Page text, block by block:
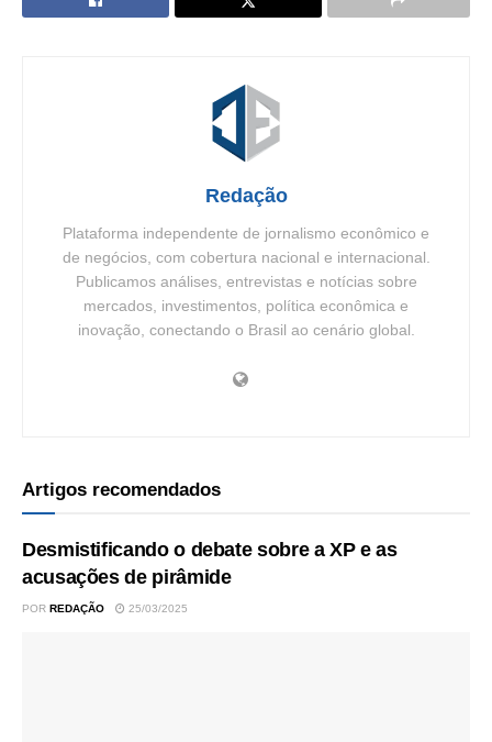
Redação
Plataforma independente de jornalismo econômico e
de negócios, com cobertura nacional e internacional.
Publicamos análises, entrevistas e notícias sobre
mercados, investimentos, política econômica e
inovação, conectando o Brasil ao cenário global.
Artigos recomendados
Desmistificando o debate sobre a XP e as
acusações de pirâmide
POR REDAÇÃO 25/03/2025